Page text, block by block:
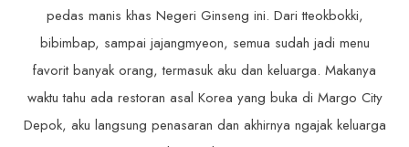
pedas manis khas Negeri Ginseng ini. Dari tteokbokki,
bibimbap, sampai jajangmyeon, semua sudah jadi menu
favorit banyak orang, termasuk aku dan keluarga. Makanya
waktu tahu ada restoran asal Korea yang buka di Margo City
Depok, aku langsung penasaran dan akhirnya ngajak keluarga